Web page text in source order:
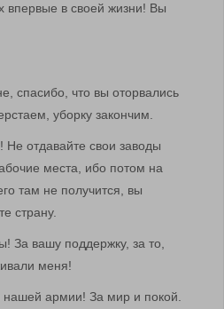
впервые в своей жизни! Вы
спасибо, что вы оторвались
уборку закончим.
отдавайте свои заводы
места, ибо потом на
там не получится, вы
страну.
За вашу поддержку, за то,
меня!
армии! За мир и покой.